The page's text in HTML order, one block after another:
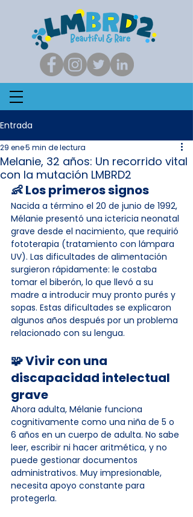
Entrada
Melanie, 32 años: Un recorrido vital
con la mutación LMBRD2
29 ene5 min de lectura
👶 Los primeros signos
Nacida a término el 20 de junio de 1992,
Mélanie presentó una ictericia neonatal
grave desde el nacimiento, que requirió
fototerapia (tratamiento con lámpara
UV). Las dificultades de alimentación
surgieron rápidamente: le costaba
tomar el biberón, lo que llevó a su
madre a introducir muy pronto purés y
sopas. Estas dificultades se explicaron
algunos años después por un problema
relacionado con su lengua.
🧩 Vivir con una
discapacidad intelectual
grave
Ahora adulta, Mélanie funciona
cognitivamente como una niña de 5 o
6 años en un cuerpo de adulta. No sabe
leer, escribir ni hacer aritmética, y no
puede gestionar documentos
administrativos. Muy impresionable,
necesita apoyo constante para
protegerla.